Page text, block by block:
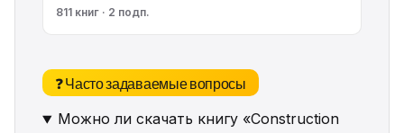
811 книг · 2 подп.
❓ Часто задаваемые вопросы
Можно ли скачать книгу «Construction